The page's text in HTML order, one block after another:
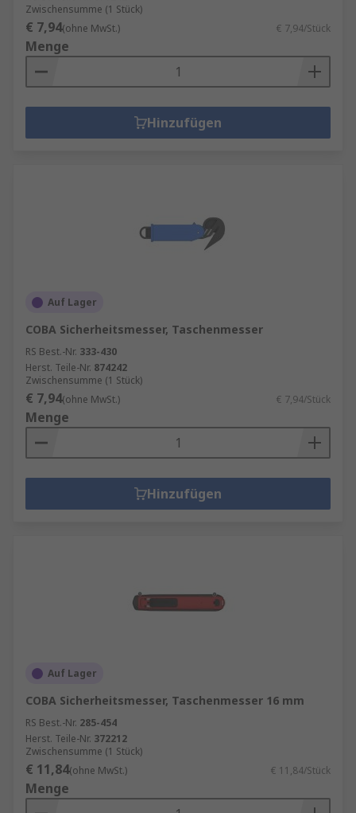
Zwischensumme (1 Stück)
€ 7,94(ohne MwSt.) € 7,94/Stück
Menge
Hinzufügen
Auf Lager
COBA Sicherheitsmesser, Taschenmesser
RS Best.-Nr. 333-430
Herst. Teile-Nr. 874242
Zwischensumme (1 Stück)
€ 7,94(ohne MwSt.) € 7,94/Stück
Menge
Hinzufügen
Auf Lager
COBA Sicherheitsmesser, Taschenmesser 16 mm
RS Best.-Nr. 285-454
Herst. Teile-Nr. 372212
Zwischensumme (1 Stück)
€ 11,84(ohne MwSt.) € 11,84/Stück
Menge